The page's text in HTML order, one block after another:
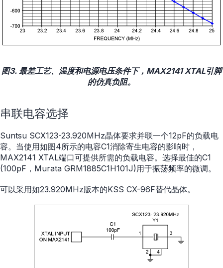
图3. 最差工艺、温度和电源电压条件下，MAX2141 XTAL引脚
的仿真负阻。
串联电容选择
Suntsu SCX123-23.920MHz晶体要求并联一个12pF的负载电
容。当使用如图4所示的电容C1消除寄生电容的影响时，
MAX2141 XTAL端口可提供所需的负载电容。选择最佳的C1
(100pF，Murata GRM1885C1H101J)用于振荡频率的微调。
可以采用如23.920MHz版本的KSS CX-96F替代晶体。